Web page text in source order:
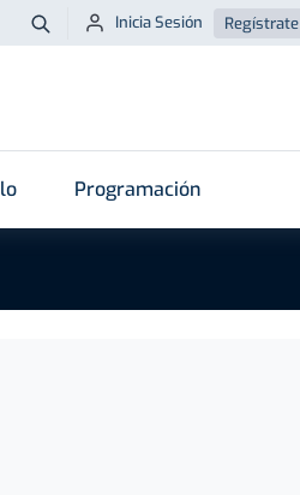
Buscar
Inicia Sesión Regístrate
Programación